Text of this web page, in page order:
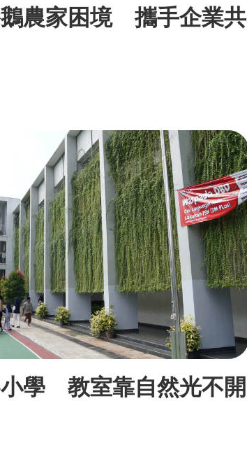
農家困境 攜手企業共
學 教室靠自然光不開